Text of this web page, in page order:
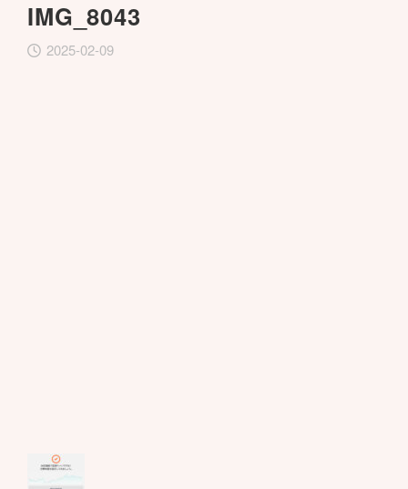
IMG_8043
2025-02-09